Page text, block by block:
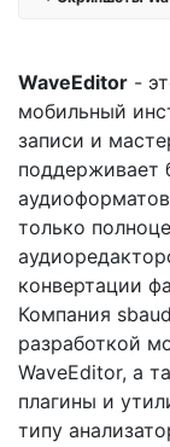
WaveEditor -
мобильный
записи и
поддерживает
только
конвертации
Компания
разработкой
WaveEditor, а
плагины и
типу